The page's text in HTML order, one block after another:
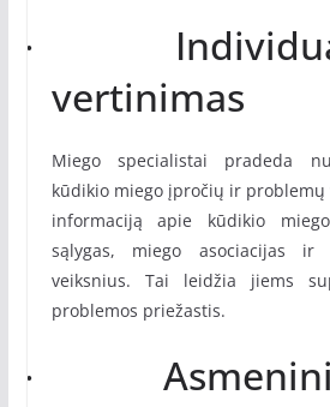
·
vertinimas
Miego specialistai pradeda
kūdikio miego įpročių ir problemų
informaciją apie kūdikio
sąlygas, miego asociacijas ir
veiksnius. Tai leidžia jiems
problemos priežastis.
·